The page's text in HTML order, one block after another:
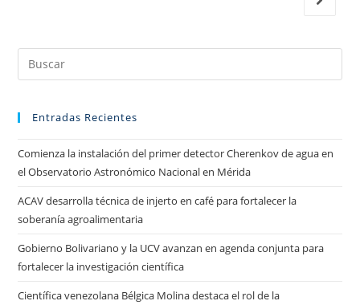
Entradas Recientes
Comienza la instalación del primer detector Cherenkov de agua en
el Observatorio Astronómico Nacional en Mérida
ACAV desarrolla técnica de injerto en café para fortalecer la
soberanía agroalimentaria
Gobierno Bolivariano y la UCV avanzan en agenda conjunta para
fortalecer la investigación científica
Científica venezolana Bélgica Molina destaca el rol de la